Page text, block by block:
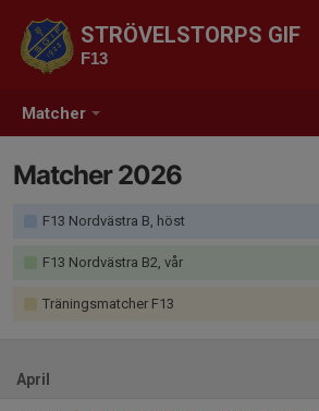
Matcher
STRÖVELSTORPS GIF
F13
Matcher 2026
F13 Nordvästra B, höst
F13 Nordvästra B2, vår
Träningsmatcher F13
April